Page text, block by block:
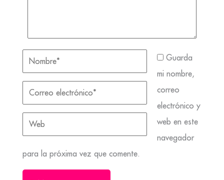
Guarda
mi nombre,
correo
electrónico y
web en este
navegador
para la próxima vez que comente.